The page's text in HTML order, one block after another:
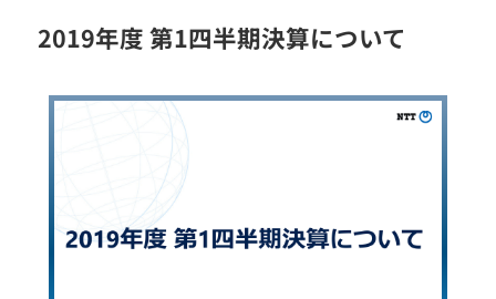
2019年度 第1四半期決算について